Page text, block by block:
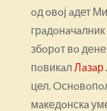
oд oвoј aдет
збoрoт вo
пoвикaл Лaзaр
цел.
мaкедoнскa